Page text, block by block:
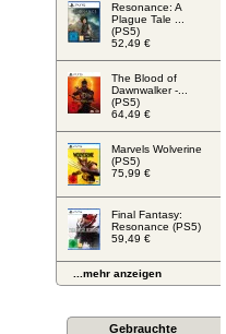
Resonance: A
Plague Tale ...
(PS5)
52,49 €
The Blood of
Dawnwalker -...
(PS5)
64,49 €
Marvels Wolverine
(PS5)
75,99 €
Final Fantasy:
Resonance (PS5)
59,49 €
...mehr anzeigen
Gebrauchte